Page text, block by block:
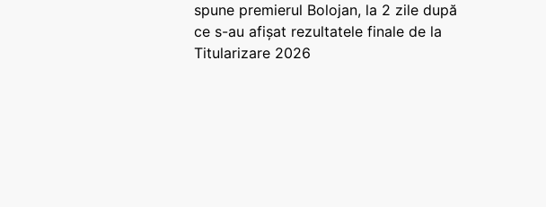
spune premierul Bolojan, la 2 zile după
ce s-au afișat rezultatele finale de la
Titularizare 2026